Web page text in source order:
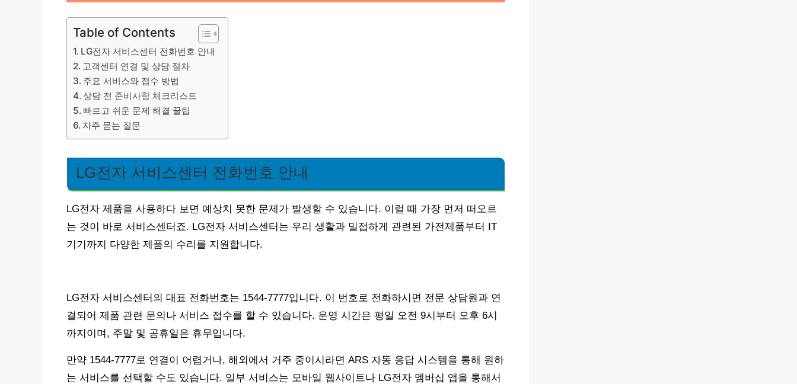
Table of Contents
LG전자 서비스센터 전화번호 안내
고객센터 연결 및 상담 절차
주요 서비스와 접수 방법
상담 전 준비사항 체크리스트
빠르고 쉬운 문제 해결 꿀팁
자주 묻는 질문
LG전자 서비스센터 전화번호 안내
LG전자 제품을 사용하다 보면 예상치 못한 문제가 발생할 수 있습니다. 이럴 때 가장 먼저 떠오르
는 것이 바로 서비스센터죠. LG전자 서비스센터는 우리 생활과 밀접하게 관련된 가전제품부터 IT
기기까지 다양한 제품의 수리를 지원합니다.
LG전자 서비스센터의 대표 전화번호는 1544-7777입니다. 이 번호로 전화하시면 전문 상담원과 연
결되어 제품 관련 문의나 서비스 접수를 할 수 있습니다. 운영 시간은 평일 오전 9시부터 오후 6시
까지이며, 주말 및 공휴일은 휴무입니다.
만약 1544-7777로 연결이 어렵거나, 해외에서 거주 중이시라면 ARS 자동 응답 시스템을 통해 원하
는 서비스를 선택할 수도 있습니다. 일부 서비스는 모바일 웹사이트나 LG전자 멤버십 앱을 통해서